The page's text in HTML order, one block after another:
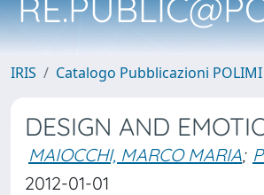
IRIS Catalogo Pubblicazioni POLIMI
DESIGN AND
MAIOCCHI, MARCO MARIA;
2012-01-01